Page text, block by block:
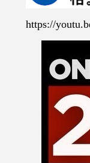
https://